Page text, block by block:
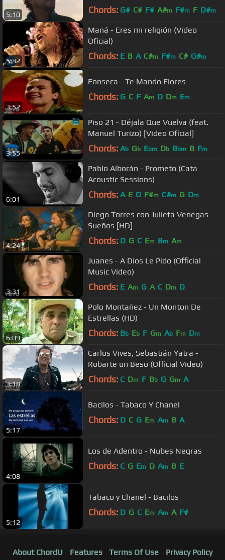
5:10 Chords: G# C# F# A#m F#m F D#m
5:32
Maná - Eres mi religión (Video
Oficial)
Chords: E B A C#m F#m C# G#m
3:52
Fonseca - Te Mando Flores
Chords: G C F Am D Dm Em
3:55
Piso 21 - Déjala Que Vuelva (feat.
Manuel Turizo) [Video Oficial]
Chords: Ab Gb Ebm Db Bbm B Fm
6:01
Pablo Alborán - Prometo (Cata
Acoustic Sessions)
Chords: A E D F#m C#m G Dm
4:24
Diego Torres con Julieta Venegas -
Sueños [HD]
Chords: D G C Em Bm Am
3:31
Juanes - A Dios Le Pido (Official
Music Video)
Chords: E Am G A C Dm D
6:09
Polo Montañez - Un Monton De
Estrellas (HD)
Chords: Bb Eb F Gm Ab Fm Dm
3:18
Carlos Vives, Sebastián Yatra -
Robarte un Beso (Official Video)
Chords: C Dm F Bb G Gm A
5:17
Bacilos - Tabaco Y Chanel
Chords: D C G Em Am B A
4:08
Los de Adentro - Nubes Negras
Chords: C G Em D Am B E
5:12
Tabaco y Chanel - Bacilos
Chords: D G C Em Am A F#
About ChordU Features Terms Of Use Privacy Policy